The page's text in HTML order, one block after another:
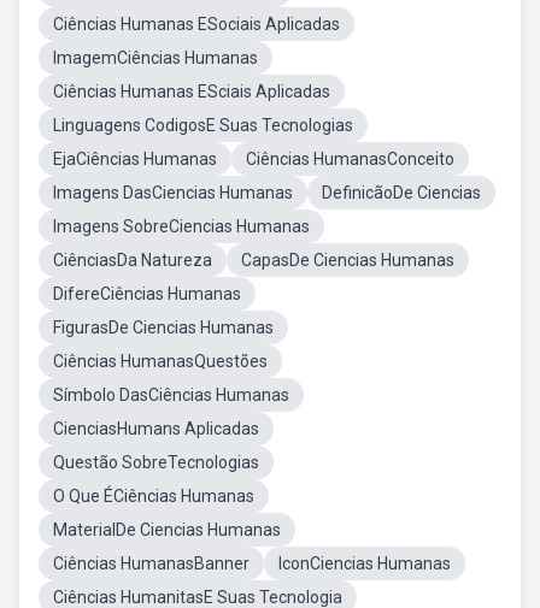
Ciências Humanas ESociais Aplicadas
ImagemCiências Humanas
Ciências Humanas ESciais Aplicadas
Linguagens CodigosE Suas Tecnologias
EjaCiências Humanas
Ciências HumanasConceito
Imagens DasCiencias Humanas
DefinicãoDe Ciencias
Imagens SobreCiencias Humanas
CiênciasDa Natureza
CapasDe Ciencias Humanas
DifereCiências Humanas
FigurasDe Ciencias Humanas
Ciências HumanasQuestões
Símbolo DasCiências Humanas
CienciasHumans Aplicadas
Questão SobreTecnologias
O Que ÉCiências Humanas
MaterialDe Ciencias Humanas
Ciências HumanasBanner
IconCiencias Humanas
Ciências HumanitasE Suas Tecnologia